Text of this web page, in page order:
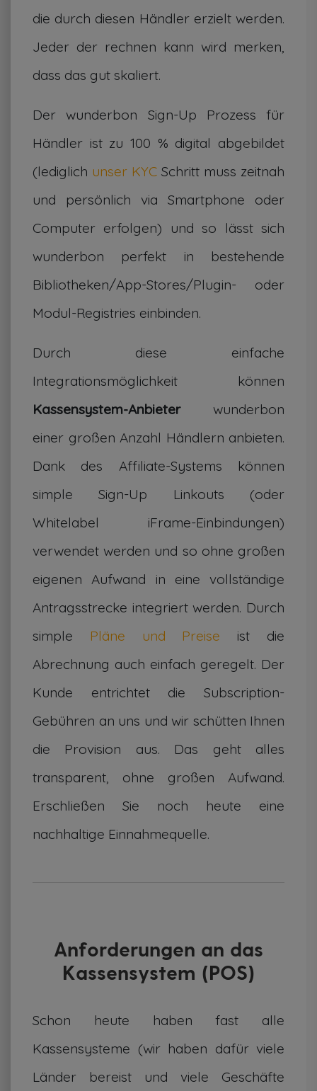
die durch diesen Händler erzielt werden.
Jeder der rechnen kann wird merken,
dass das gut skaliert.
Der wunderbon Sign-Up Prozess für
Händler ist zu 100 % digital abgebildet
(lediglich unser KYC Schritt muss zeitnah
und persönlich via Smartphone oder
Computer erfolgen) und so lässt sich
wunderbon perfekt in bestehende
Bibliotheken/App-Stores/Plugin- oder
Modul-Registries einbinden.
Durch diese einfache
Integrationsmöglichkeit können
Kassensystem-Anbieterwunderbon
einer großen Anzahl Händlern anbieten.
Dank des Affiliate-Systems können
simple Sign-Up Linkouts (oder
Whitelabel iFrame-Einbindungen)
verwendet werden und so ohne großen
eigenen Aufwand in eine vollständige
Antragsstrecke integriert werden. Durch
simple Pläne und Preise ist die
Abrechnung auch einfach geregelt. Der
Kunde entrichtet die Subscription-
Gebühren an uns und wir schütten Ihnen
die Provision aus. Das geht alles
transparent, ohne großen Aufwand.
Erschließen Sie noch heute eine
nachhaltige Einnahmequelle.
Anforderungen an das
Kassensystem (POS)
Schon heute haben fast alle
Kassensysteme (wir haben dafür viele
Länder bereist und viele Geschäfte